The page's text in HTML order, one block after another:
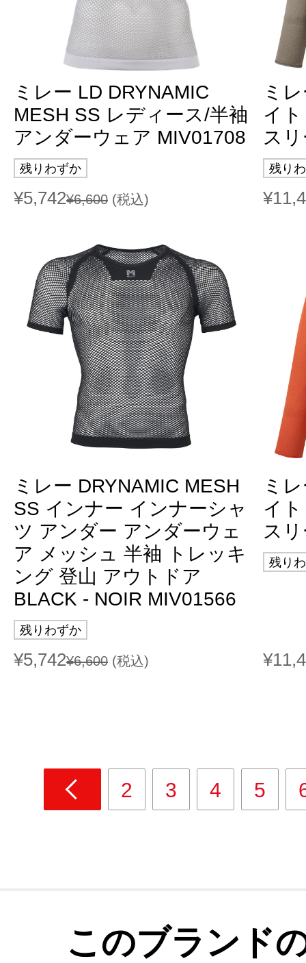
ミレー LD DRYNAMIC
MESH SS レディース/半袖
アンダーウェア MIV01708
残りわずか
¥5,742¥6,600 (税込)
ミ
イ
ス
残り
ミレー DRYNAMIC MESH
SS インナー インナーシャ
ツ アンダー アンダーウェ
ア メッシュ 半袖 トレッキ
ング 登山 アウトドア
BLACK - NOIR MIV01566
残りわずか
¥5,742¥6,600 (税込)
ミ
イ
ス
残り
2 3 4 5
このブランド